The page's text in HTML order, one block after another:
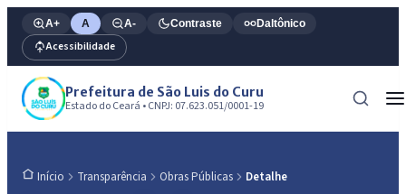
A+ A A- Contraste Daltônico
Acessibilidade
Prefeitura de São Luis do Curu
Estado do Ceará • CNPJ: 07.623.051/0001-19
Início Transparência Obras Públicas Detalhe